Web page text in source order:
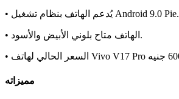
• يُدعم الهاتف بنظام تشغيل Android 9.0 Pie.
• الهاتف متاح بلوني الأبيض والأسود.
مميزاته